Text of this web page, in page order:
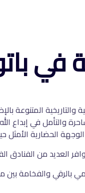
في
والتاريخية المتنوعة
والتأمل في إبداع
الحضارية الأمثل
العديد من الفنادق